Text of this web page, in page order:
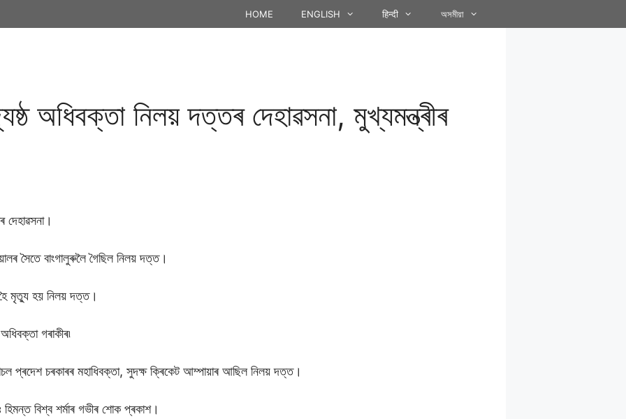
HOME ENGLISH हिन्दी অসমীয়া
অধিবক্তা নিলয় দত্তৰ দেহাৱসনা, মুখ্যমন্ত্ৰীৰ
দেহাৱসনা।
সৈতে বাংগালুৰুলৈ গৈছিল নিলয় দত্ত।
মৃত্যু হয় নিলয় দত্ত।
গৰাকীৰ৷
চৰকাৰৰ মহাধিবক্তা, সুদক্ষ ক্ৰিকেট আম্পায়াৰ আছিল নিলয় দত্ত।
বিশ্ব শৰ্মাৰ গভীৰ শোক প্ৰকাশ।